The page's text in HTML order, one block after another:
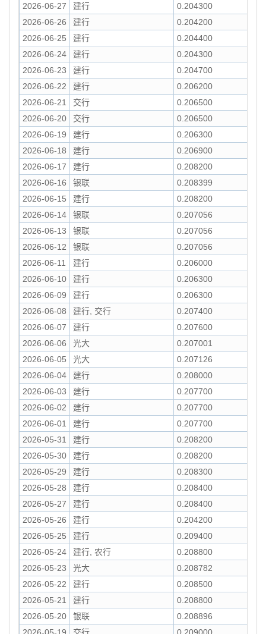
2026-06-27
建行
0.204300
2026-06-26
建行
0.204200
2026-06-25
建行
0.204400
2026-06-24
建行
0.204300
2026-06-23
建行
0.204700
2026-06-22
建行
0.206200
2026-06-21
交行
0.206500
2026-06-20
交行
0.206500
2026-06-19
建行
0.206300
2026-06-18
建行
0.206900
2026-06-17
建行
0.208200
2026-06-16
银联
0.208399
2026-06-15
建行
0.208200
2026-06-14
银联
0.207056
2026-06-13
银联
0.207056
2026-06-12
银联
0.207056
2026-06-11
建行
0.206000
2026-06-10
建行
0.206300
2026-06-09
建行
0.206300
2026-06-08
建行, 交行
0.207400
2026-06-07
建行
0.207600
2026-06-06
光大
0.207001
2026-06-05
光大
0.207126
2026-06-04
建行
0.208000
2026-06-03
建行
0.207700
2026-06-02
建行
0.207700
2026-06-01
建行
0.207700
2026-05-31
建行
0.208200
2026-05-30
建行
0.208200
2026-05-29
建行
0.208300
2026-05-28
建行
0.208400
2026-05-27
建行
0.208400
2026-05-26
建行
0.204200
2026-05-25
建行
0.209400
2026-05-24
建行, 农行
0.208800
2026-05-23
光大
0.208782
2026-05-22
建行
0.208500
2026-05-21
建行
0.208800
2026-05-20
银联
0.208896